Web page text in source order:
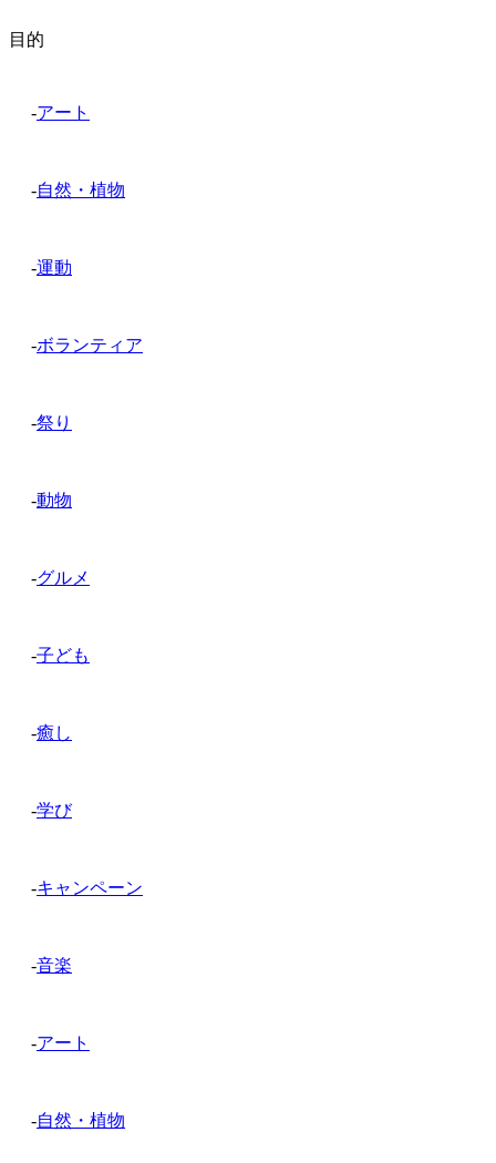
目的
-アート
-自然・植物
-運動
-ボランティア
-祭り
-動物
-グルメ
-子ども
-癒し
-学び
-キャンペーン
-音楽
-アート
-自然・植物